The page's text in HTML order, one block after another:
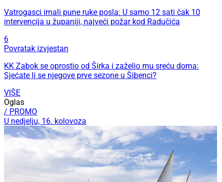
Vatrogasci imali pune ruke posla: U samo 12 sati čak 10
intervencija u županiji, najveći požar kod Radučića
6
Povratak izvjestan
KK Zabok se oprostio od Širka i zaželio mu sreću doma:
Sjećate li se njegove prve sezone u Šibenci?
VIŠE
Oglas
/ PROMO
U nedjelju, 16. kolovoza